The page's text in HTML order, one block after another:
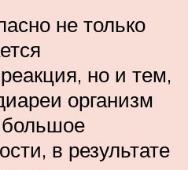
не только
но и тем,
организм
большое
в результате